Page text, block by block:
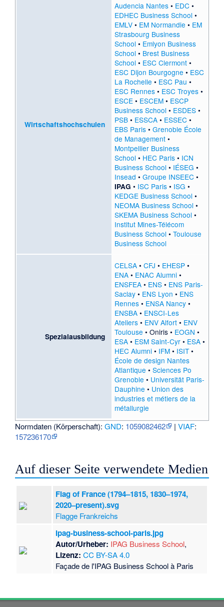
Wirtschaftshochschulen
Audencia Nantes• EDC•
EDHEC Business School •
EMLV• EM Normandie • EM
Strasbourg Business
School • Emlyon Business
School • Brest Business
School • ESC Clermont•
ESC Dijon Bourgogne • ESC
La Rochelle • ESC Pau •
ESC Rennes• ESC Troyes•
ESCE• ESCEM• ESCP
Business School • ESDES•
PSB• ESSCA• ESSEC•
EBS Paris• Grenoble École
de Management•
Montpellier Business
School • HEC Paris• ICN
Business School • IÉSEG •
Insead • Groupe INSEEC•
IPAG • ISC Paris• ISG •
KEDGE Business School •
NEOMA Business School •
SKEMA Business School •
Institut Mines-Télécom
Business School • Toulouse
Business School
Spezialausbildung
CELSA• CFJ • EHESP•
ENA• ENAC Alumni•
ENSFEA• ENS• ENS Paris-
Saclay• ENS Lyon • ENS
Rennes• ENSA Nancy•
ENSBA• ENSCI-Les
Ateliers• ENV Alfort• ENV
Toulouse • Oniris• EOGN •
ESA• ESM Saint-Cyr• ESA•
HEC Alumni• IFM• ISIT•
École de design Nantes
Atlantique • Sciences Po
Grenoble • Universität Paris-
Dauphine • Union des
industries et métiers de la
métallurgie
Normdaten (Körperschaft):GND: 1059082462 |VIAF:
157236170
Auf dieser Seite verwendete Medien
Flag of France (1794–1815, 1830–1974,
2020–present).svg
Flagge Frankreichs
Ipag-business-school-paris.jpg
Autor/Urheber: IPAG Business School,
Lizenz: CC BY-SA 4.0
Façade de l'IPAG Business School à Paris